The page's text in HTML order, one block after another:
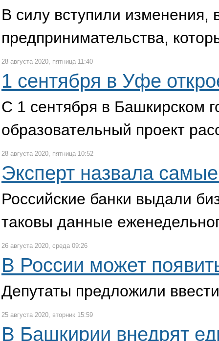
В силу вступили изменения,
предпринимательства,
28 августа 2020, пятница 11:40
1 сентября в Уфе
С 1 сентября в Башкирском
образовательный проект
28 августа 2020, пятница 10:52
Эксперт назвала
Российские банки выдали
таковы данные
26 августа 2020, среда 09:26
В России может
Депутаты предложили
25 августа 2020, вторник 15:59
В Башкирии внедрят